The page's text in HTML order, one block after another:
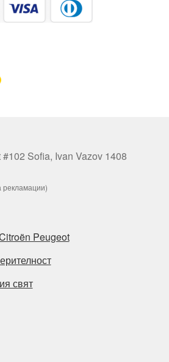
Sofia, Ivan Vazov 1408
рекламации)
Peugeot
свят